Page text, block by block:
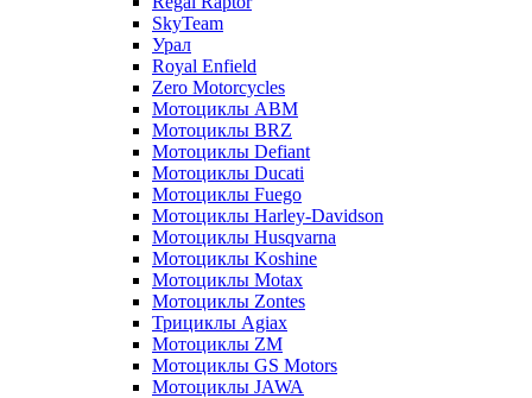
SkyTeam
Урал
Royal Enfield
Zero Motorcycles
Мотоциклы ABM
Мотоциклы BRZ
Мотоциклы Defiant
Мотоциклы Ducati
Мотоциклы Fuego
Мотоциклы Harley-Davidson
Мотоциклы Husqvarna
Мотоциклы Koshine
Мотоциклы Motax
Мотоциклы Zontes
Трициклы Agiax
Мотоциклы ZM
Мотоциклы GS Motors
Мотоциклы JAWA